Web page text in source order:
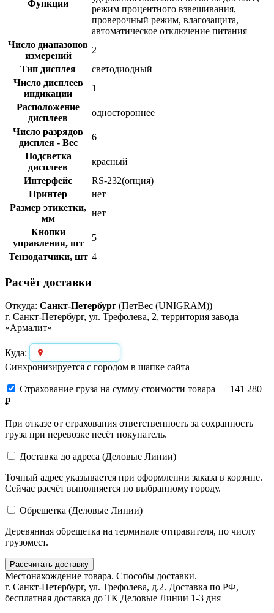
Функции
режим процентного взвешивания,
проверочный режим, влагозащита,
автоматическое отключение питания
Число диапазонов
измерений
2
Тип дисплея
светодиодный
Число дисплеев
индикации
1
Расположение
дисплеев
одностороннее
Число разрядов
дисплея - Вес
6
Подсветка
дисплеев
красный
Интерфейс
RS-232(опция)
Принтер
нет
Размер этикетки,
мм
нет
Кнопки
управления, шт
5
Тензодатчики, шт 4
Расчёт доставки
Откуда: Санкт-Петербург (ПетВес (UNIGRAM))
г. Санкт-Петербург, ул. Трефолева, 2, территория завода
«Армалит»
Куда:
Синхронизируется с городом в шапке сайта
Страхование груза на сумму стоимости товара — 141 280
₽
При отказе от страхования ответственность за сохранность
груза при перевозке несёт покупатель.
Доставка до адреса (Деловые Линии)
Точный адрес указывается при оформлении заказа в корзине.
Сейчас расчёт выполняется по выбранному городу.
Обрешетка (Деловые Линии)
Деревянная обрешетка на терминале отправителя, по числу
грузомест.
Рассчитать доставку
Местонахождение товара. Способы доставки.
г. Санкт-Петербург, ул. Трефолева, д.2. Доставка по РФ,
бесплатная доставка до ТК Деловые Линии 1-3 дня